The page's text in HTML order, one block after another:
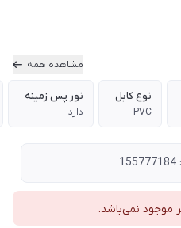
مشاهده همه
نوع کابل
PVC
نور پس زمینه
دارد
موجود نمی‌باشد.